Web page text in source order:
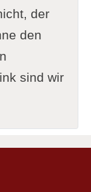
der
den
sind wir